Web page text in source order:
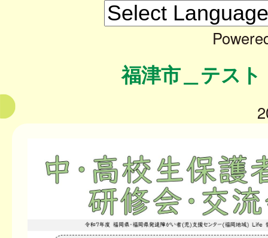
福津市＿テスト